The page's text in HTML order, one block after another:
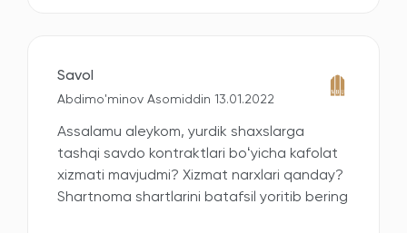
Savol
Abdimo'minov Asomiddin 13.01.2022
Assalamu aleykom, yurdik shaxslarga
tashqi savdo kontraktlari boʻyicha kafolat
xizmati mavjudmi? Xizmat narxlari qanday?
Shartnoma shartlarini batafsil yoritib bering